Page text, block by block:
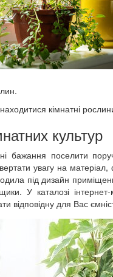
кімнатні
культур
поселити поруч
увагу на
під дизайн
У каталозі інтернет-
відповідну для Вас